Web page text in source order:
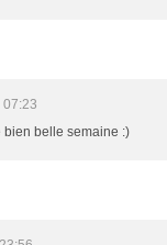
07:23
belle semaine :)